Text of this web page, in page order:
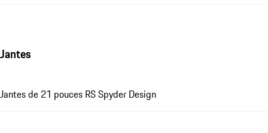
Jantes
Jantes de 21 pouces RS Spyder Design